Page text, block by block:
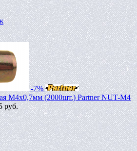
-7%
M4х0,7мм (2000шт.) Partner NUT-M4
руб.